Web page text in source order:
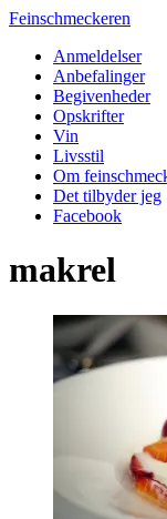
Feinschmeckeren
Anmeldelser
Anbefalinger
Begivenheder
Opskrifter
Vin
Livsstil
Om
Det tilbyder jeg
Facebook
makrel